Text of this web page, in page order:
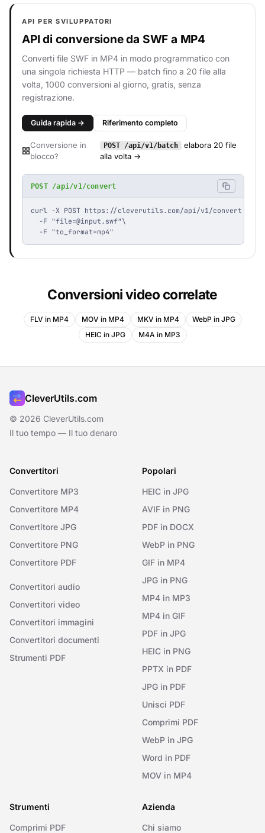
API PER SVILUPPATORI
API di conversione da SWF a MP4
Converti file SWF in MP4 in modo programmatico con
una singola richiesta HTTP — batch fino a 20 file alla
volta, 1000 conversioni al giorno, gratis, senza
registrazione.
Guida rapida → Riferimento completo
Conversione in
blocco?
POST /api/v1/batch
elabora 20 file
alla volta →
POST /api/v1/convert
curl -X POST https://cleverutils.com/api/v1/convert \
  -F "
file=@input.swf"\
  -F "to_format=mp4"
Conversioni video correlate
FLV in MP4 MOV in MP4 MKV in MP4
WebP in JPG
HEIC in JPG
M4A in MP3
CleverUtils.com
© 2026 CleverUtils.com
Il tuo tempo — Il tuo denaro
Convertitori
Convertitore MP3
Convertitore MP4
Convertitore JPG
Convertitore PNG
Convertitore PDF
Convertitori audio
Convertitori video
Convertitori immagini
Convertitori documenti
Strumenti PDF
Popolari
HEIC in JPG
AVIF in PNG
PDF in DOCX
WebP in PNG
GIF in MP4
JPG in PNG
MP4 in MP3
MP4 in GIF
PDF in JPG
HEIC in PNG
PPTX in PDF
JPG in PDF
Unisci PDF
Comprimi PDF
WebP in JPG
Word in PDF
MOV in MP4
Strumenti
Comprimi PDF
Azienda
Chi siamo